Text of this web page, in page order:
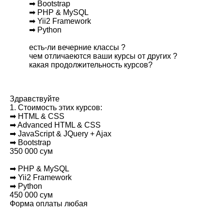
➡ Bootstrap
➡ PHP & MySQL
➡ Yii2 Framework
➡ Python
есть-ли вечерние классы ?
чем отличаеются ваши курсы от других ?
какая продолжительность курсов?
Здравствуйте
1. Стоимость этих курсов:
➡ HTML & CSS
➡ Advanced HTML & CSS
➡ JavaScript & JQuery + Ajax
➡ Bootstrap
350 000 сум
➡ PHP & MySQL
➡ Yii2 Framework
➡ Python
450 000 сум
Форма оплаты любая